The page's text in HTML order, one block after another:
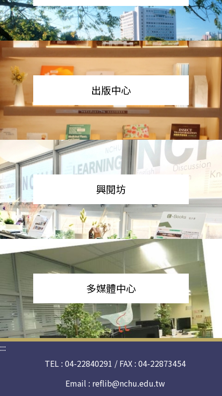
出版中心
興閱坊
多媒體中心
:::
TEL : 04-22840291 / FAX : 04-22873454
Email : reflib@nchu.edu.tw